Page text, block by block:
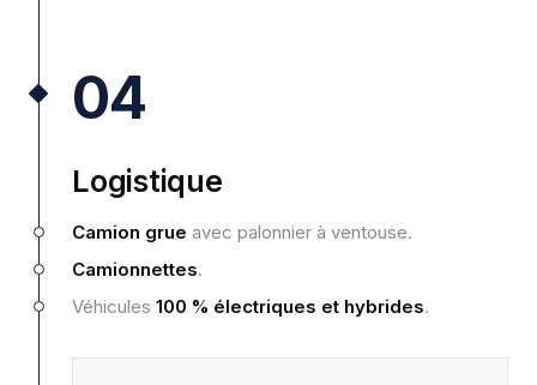
04
Logistique
Camion grue avec palonnier à ventouse.
Camionnettes.
Véhicules 100 % électriques et hybrides.